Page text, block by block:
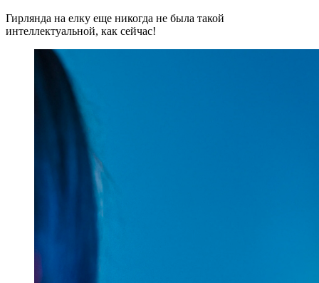
Гирлянда на елку еще никогда не была такой
интеллектуальной, как сейчас!